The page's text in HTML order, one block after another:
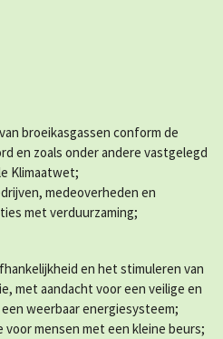
broeikasgassen conform de
en zoals onder andere vastgelegd
Klimaatwet;
medeoverheden en
met verduurzaming;
en het stimuleren van
met aandacht voor een veilige en
weerbaar energiesysteem;
mensen met een kleine beurs;